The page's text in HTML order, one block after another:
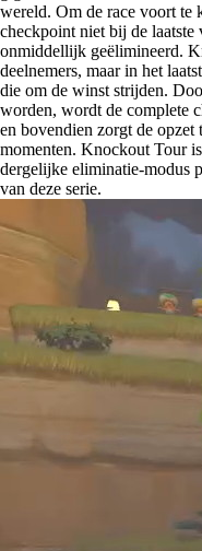
wereld. Om de race voort te
checkpoint niet bij de
onmiddellijk geëlimineerd.
deelnemers, maar in het
die om de winst strijden.
worden, wordt de complete
en bovendien zorgt de
momenten. Knockout Tour
dergelijke eliminatie-modus
van deze serie.